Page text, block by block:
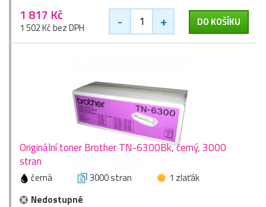
1 817 Kč
1 502 Kč bez DPH - + DO KOŠÍKU
Originální toner Brother TN-6300Bk, černý, 3000
stran
černá 3000 stran
1 zlaťák
Nedostupné